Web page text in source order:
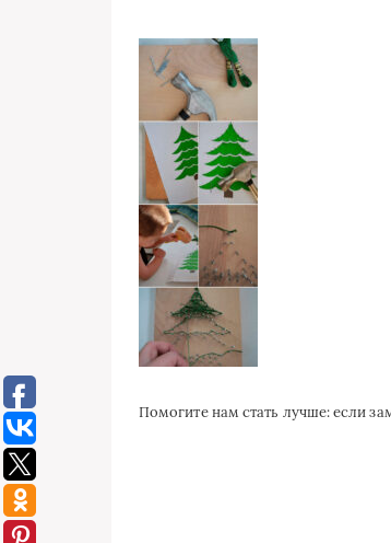
Помогите нам стать лучше: если